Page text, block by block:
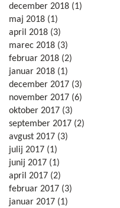
december 2018 (1)
maj 2018 (1)
april 2018 (3)
marec 2018 (3)
februar 2018 (2)
januar 2018 (1)
december 2017 (3)
november 2017 (6)
oktober 2017 (3)
september 2017 (2)
avgust 2017 (3)
julij 2017 (1)
junij 2017 (1)
april 2017 (2)
februar 2017 (3)
januar 2017 (1)